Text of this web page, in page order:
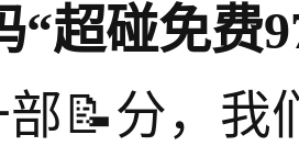
“超碰免费
📝分，我